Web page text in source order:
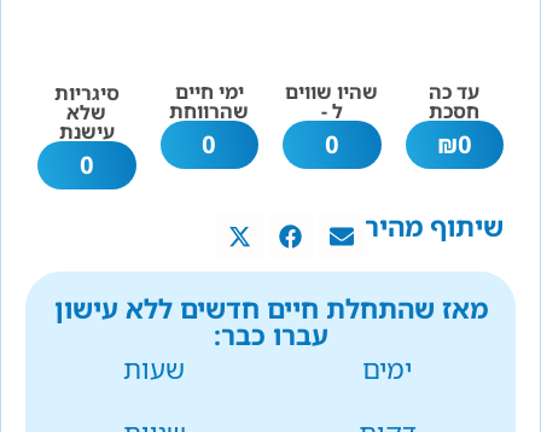
עד כה
חסכת
0
₪
שהיו שווים
ל -
0
ימי חיים
שהרווחת
0
סיגריות
שלא
עישנת
0
שיתוף מהיר
מאז שהתחלת חיים חדשים ללא עישון
עברו כבר:
ימים
שעות